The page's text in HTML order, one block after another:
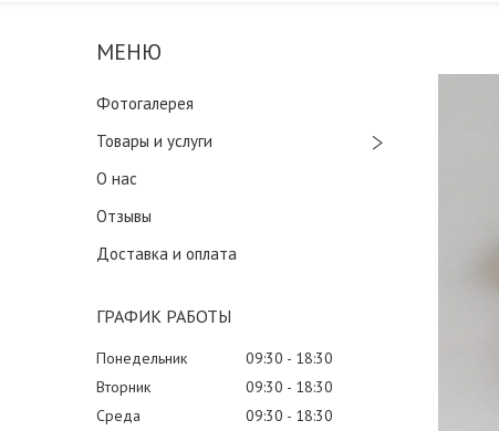
Фотогалерея
Товары и услуги
О нас
Отзывы
Доставка и оплата
ГРАФИК РАБОТЫ
Понедельник 09:30
18:30
Вторник
09:30
18:30
Среда
09:30
18:30